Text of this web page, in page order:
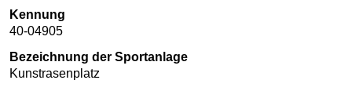
Kennung
40-04905
Bezeichnung der Sportanlage
Kunstrasenplatz